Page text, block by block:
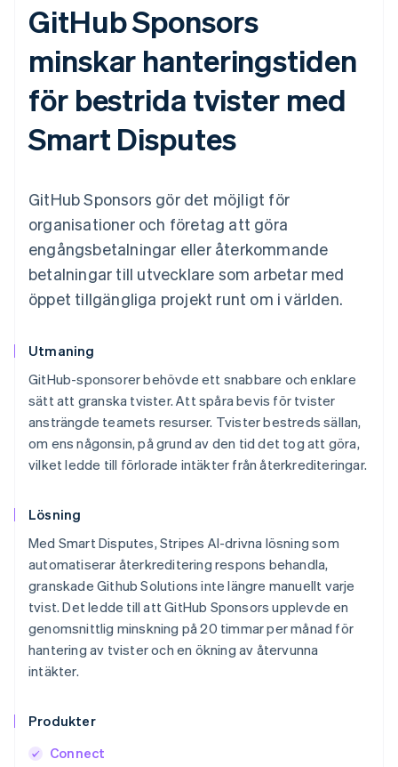
GitHub Sponsors
minskar hanteringstiden
för bestrida tvister med
Smart Disputes
GitHub Sponsors gör det möjligt för
organisationer och företag att göra
engångsbetalningar eller återkommande
betalningar till utvecklare som arbetar med
öppet tillgängliga projekt runt om i världen.
Utmaning
GitHub-sponsorer behövde ett snabbare och enklare
sätt att granska tvister. Att spåra bevis för tvister
ansträngde teamets resurser. Tvister bestreds sällan,
om ens någonsin, på grund av den tid det tog att göra,
vilket ledde till förlorade intäkter från återkrediteringar.
Lösning
Med Smart Disputes, Stripes AI-drivna lösning som
automatiserar återkreditering respons behandla,
granskade Github Solutions inte längre manuellt varje
tvist. Det ledde till att GitHub Sponsors upplevde en
genomsnittlig minskning på 20 timmar per månad för
hantering av tvister och en ökning av återvunna
intäkter.
Produkter
Connect